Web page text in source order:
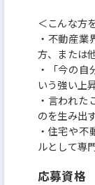
＜こんな方
・不動産
方、または
・「今の
いう強い上
・言われ
のを生み出
・住宅や
ルとして専
応募資格